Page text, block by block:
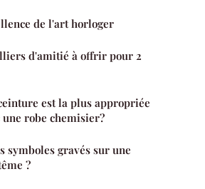
de l'art horloger
d'amitié à offrir pour 2
est la plus appropriée
robe chemisier?
symboles gravés sur une
?